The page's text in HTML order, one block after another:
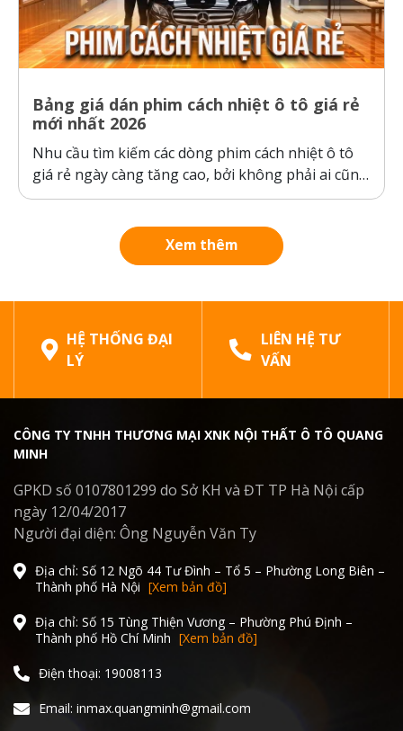
Bảng giá dán phim cách nhiệt ô tô giá rẻ
mới nhất 2026
Nhu cầu tìm kiếm các dòng phim cách nhiệt ô tô
giá rẻ ngày càng tăng cao, bởi không phải ai cũng
sẵn sàng bỏ ra hàng chục triệu đồng cho một gói
hãng” và “hàng giả, hàng nhái”...
Xem thêm
HỆ THỐNG ĐẠI
LÝ
LIÊN HỆ TƯ
VẤN
CÔNG TY TNHH THƯƠNG MẠI XNK NỘI THẤT Ô TÔ QUANG
MINH
GPKD số 0107801299 do Sở KH và ĐT TP Hà Nội cấp
ngày 12/04/2017
Người đại diện: Ông Nguyễn Văn Ty
Địa chỉ: Số 12 Ngõ 44 Tư Đình – Tổ 5 – Phường Long Biên –
Thành phố Hà Nội [Xem bản đồ]
Địa chỉ: Số 15 Tùng Thiện Vương – Phường Phú Định –
Thành phố Hồ Chí Minh [Xem bản đồ]
Điện thoại: 19008113
Email: inmax.quangminh@gmail.com